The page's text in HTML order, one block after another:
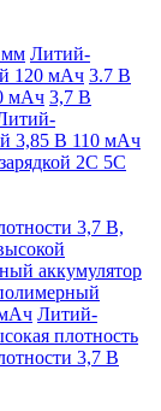
мм Литий-
120 мАч 3.7 В
мАч 3,7 В
3,85 В 110 мАч
2C 5C
3,7 В,
аккумулятор
Литий-
плотность
3,7 В